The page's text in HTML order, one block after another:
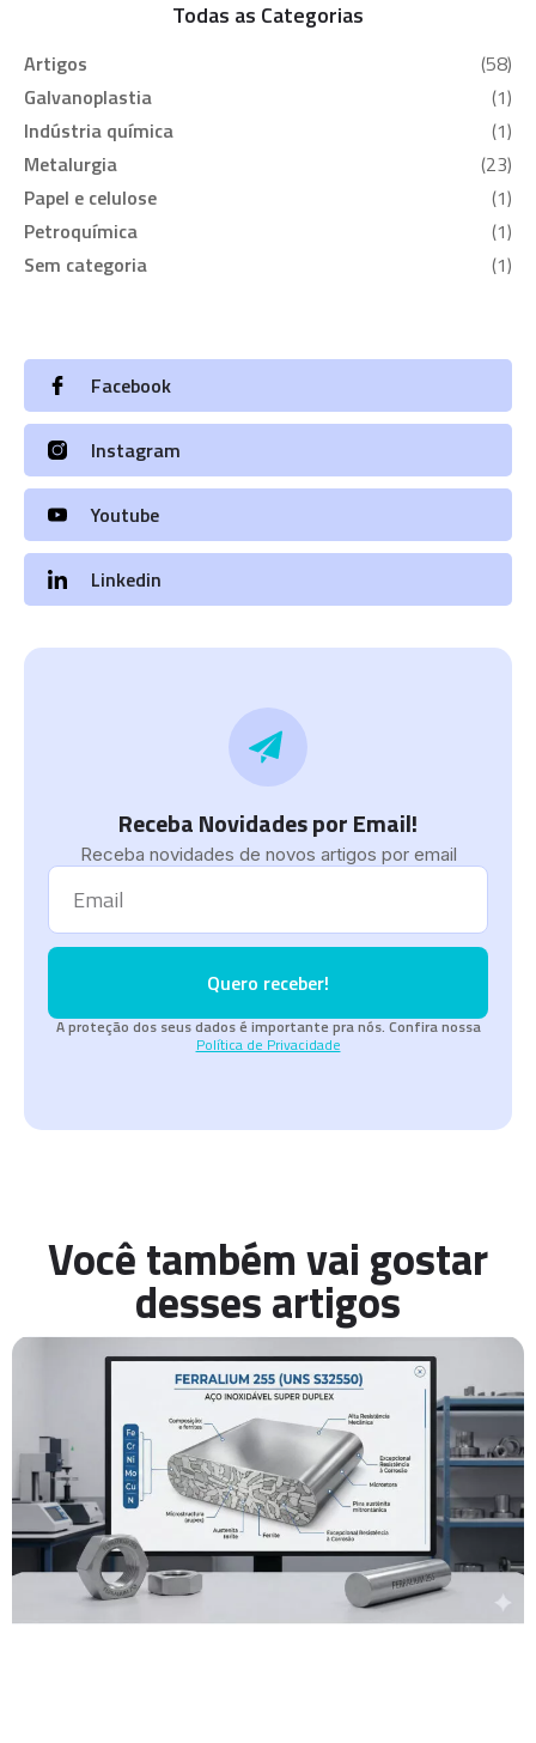
Todas as Categorias
Artigos
(58)
Galvanoplastia
(1)
Indústria química
(1)
Metalurgia
(23)
Papel e celulose
(1)
Petroquímica
(1)
Sem categoria
(1)
Facebook
Instagram
Youtube
Linkedin
Receba Novidades por Email!
Receba novidades de novos artigos por email
Quero receber!
A proteção dos seus dados é importante pra nós. Confira nossa
Política de Privacidade
Você também vai gostar
desses artigos